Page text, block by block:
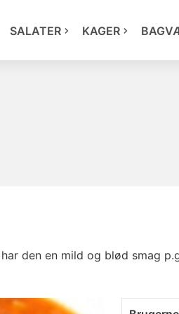
SALATER KAGER
den en mild og blød smag